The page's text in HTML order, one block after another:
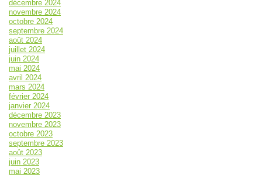
décembre 2024
novembre 2024
octobre 2024
septembre 2024
août 2024
juillet 2024
juin 2024
mai 2024
avril 2024
mars 2024
février 2024
janvier 2024
décembre 2023
novembre 2023
octobre 2023
septembre 2023
août 2023
juin 2023
mai 2023